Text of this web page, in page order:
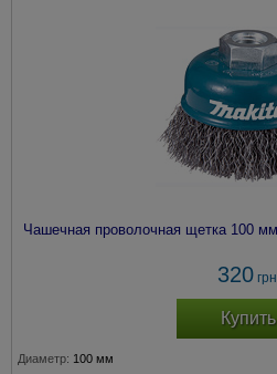
Чашечная проволочная щетка 100
320
Купить
Диаметр: 100 мм